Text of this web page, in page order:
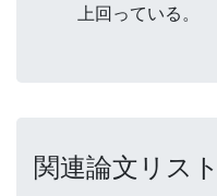
上回っている。
関連論文リスト